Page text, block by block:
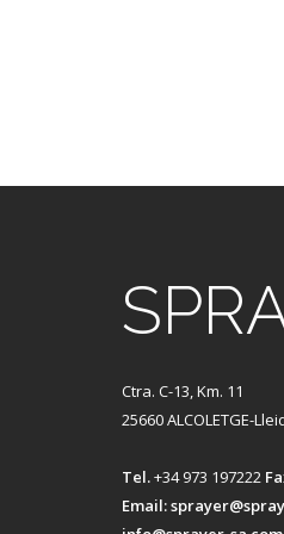
Ctra. C-13, Km. 11
25660 ALCOLETGE-
Tel.+34 973 197222
Email: